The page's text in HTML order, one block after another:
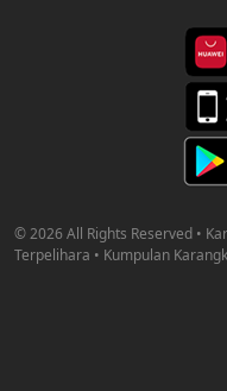
© 2026 All Rights Reserved •
Terpelihara • Kumpulan